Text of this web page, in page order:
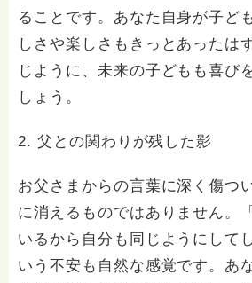
ることです。あなた自身が子ど
しさや楽しさもきっとあったは
じように、未来の子どもも喜び
しょう。
2. 父との関わりが残した影
お父さまからの言葉に深く傷つ
に消えるものではありません。
いるから自分も同じようにして
いう不安も自然な感覚です。あ